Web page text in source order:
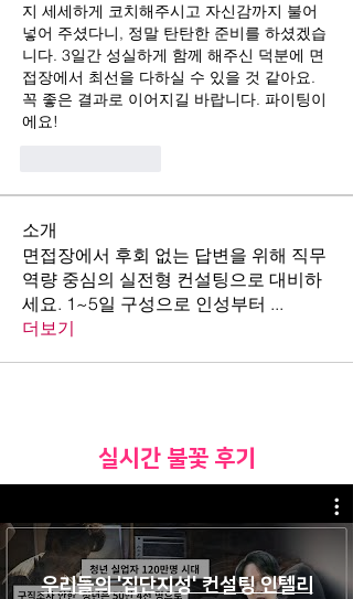
지 세세하게 코치해주시고 자신감까지 불어
넣어 주셨다니, 정말 탄탄한 준비를 하셨겠습
니다. 3일간 성실하게 함께 해주신 덕분에 면
접장에서 최선을 다하실 수 있을 것 같아요.
꼭 좋은 결과로 이어지길 바랍니다. 파이팅이
에요!
소개
면접장에서 후회 없는 답변을 위해 직무
역량 중심의 실전형 컨설팅으로 대비하
세요. 1~5일 구성으로 인성부터 ...
더보기
​실시간 불꽃 후기
우리들의 '집단지성' 컨설팅 인텔리